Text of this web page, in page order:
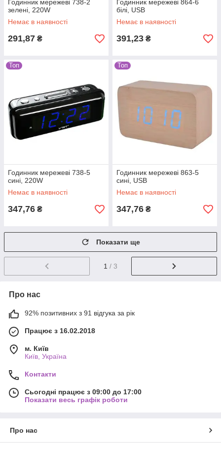
Годинник мережеві 738-2
зелені, 220W
Немає в наявності
291,87 ₴
Годинник мережеві 864-6
білі, USB
Немає в наявності
391,23 ₴
Топ
Годинник мережеві 738-5
сині, 220W
Немає в наявності
347,76 ₴
Топ
Годинник мережеві 863-5
сині, USB
Немає в наявності
347,76 ₴
Показати ще
1 / 3
Про нас
92% позитивних з 91 відгука за рік
Працює з 16.02.2018
м. Київ
Київ, Україна
Контакти
Сьогодні працює з 09:00 до 17:00
Показати весь графік роботи
Про нас